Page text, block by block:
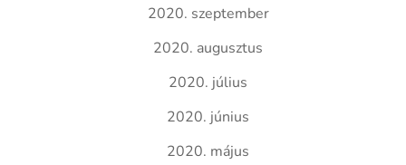
2020. szeptember
2020. augusztus
2020. július
2020. június
2020. május